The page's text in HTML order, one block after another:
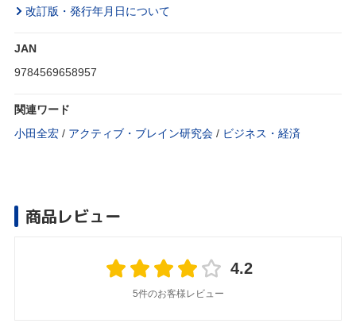
改訂版・発行年月日について
JAN
9784569658957
関連ワード
小田全宏 / アクティブ・ブレイン研究会 / ビジネス・経済
商品レビュー
4.2
5件のお客様レビュー